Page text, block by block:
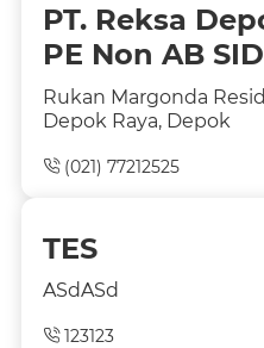
PT. Reksa
PE Non AB
Rukan Margonda
Depok Raya, Depok
(021) 77212525
TES
ASdASd
123123